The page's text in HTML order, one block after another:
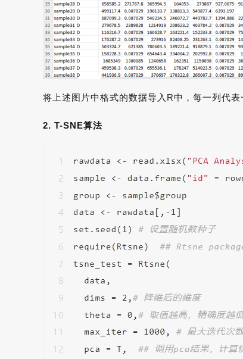
将上述图片中格式的数据导入R中，每一列代表
2. T-SNE算法